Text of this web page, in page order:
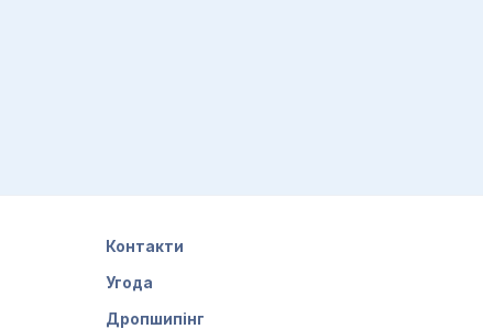
Контакти
Угода
Дропшипінг